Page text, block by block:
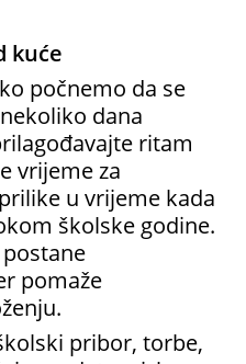
kuće
počnemo da se
dana
ritam
vrijeme za
u vrijeme kada
školske godine.
pomaže
pribor, torbe,